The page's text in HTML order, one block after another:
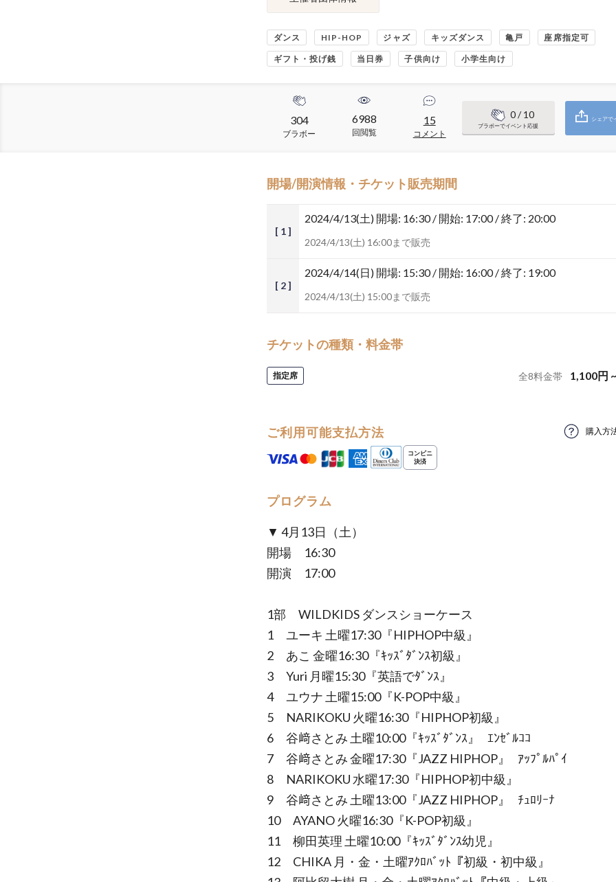
ダンス HIP-HOP ジャズ キッズダンス 亀戸 座席指定可
ギフト・投げ銭 当日券 子供向け 小学生向け
304
ブラボー
6988
回閲覧
15
コメント
0/ 10
ブラボーでイベント応援
シェアで
開場/開演情報・チケット販売期間
[ 1 ]
2024/4/13(土) 開場: 16:30 / 開始: 17:00 / 終了: 20:00
2024/4/13(土) 16:00まで販売
[ 2 ]
2024/4/14(日) 開場: 15:30 / 開始: 16:00 / 終了: 19:00
2024/4/13(土) 15:00まで販売
チケットの種類・料金帯
指定席 全8料金帯 1,100円 ~
ご利用可能支払方法 購入方
プログラム
▼ 4月13日（土）
開場 16:30
開演 17:00
1部 WILDKIDS ダンスショーケース
1 ユーキ 土曜17:30『HIPHOP中級』
2 あこ 金曜16:30『ｷｯｽﾞﾀﾞﾝｽ初級』
3 Yuri 月曜15:30『英語でﾀﾞﾝｽ』
4 ユウナ 土曜15:00『K-POP中級』
5 NARIKOKU 火曜16:30『HIPHOP初級』
6 谷﨑さとみ 土曜10:00『ｷｯｽﾞﾀﾞﾝｽ』 ｴﾝｾﾞﾙｺｺ
7 谷﨑さとみ 金曜17:30『JAZZ HIPHOP』 ｱｯﾌﾟﾙﾊﾟｲ
8 NARIKOKU 水曜17:30『HIPHOP初中級』
9 谷﨑さとみ 土曜13:00『JAZZ HIPHOP』 ﾁｭﾛﾘｰﾅ
10 AYANO 火曜16:30『K-POP初級』
11 柳田英理 土曜10:00『ｷｯｽﾞﾀﾞﾝｽ幼児』
12 CHIKA 月・金・土曜ｱｸﾛﾊﾞｯﾄ『初級・初中級』